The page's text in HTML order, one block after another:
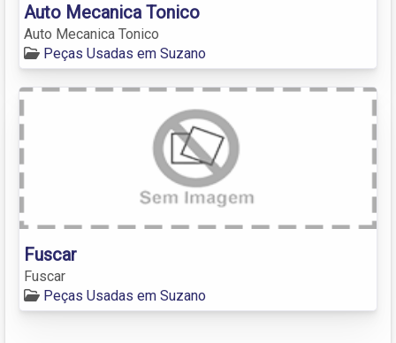
Auto Mecanica Tonico
Auto Mecanica Tonico
Peças Usadas em Suzano
Fuscar
Fuscar
Peças Usadas em Suzano